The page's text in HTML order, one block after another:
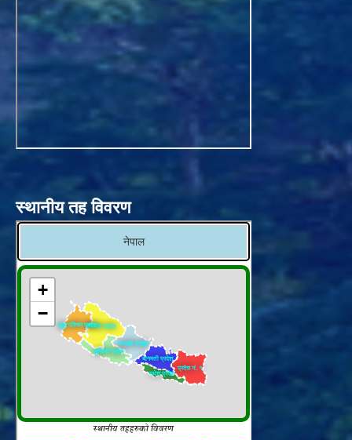
स्थानीय तह विवरण